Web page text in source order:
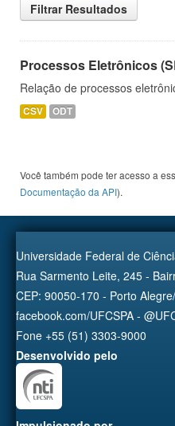
Filtrar Resultados
Processos Eletrônicos
Relação de processos
CSV ODT
Você também pode ter acesso a
Documentação da API).
Universidade Federal de
Rua Sarmento Leite, 245 -
CEP: 90050-170 - Porto
facebook.com/UFCSPA -
Fone +55 (51) 3303-9000
Desenvolvido pelo